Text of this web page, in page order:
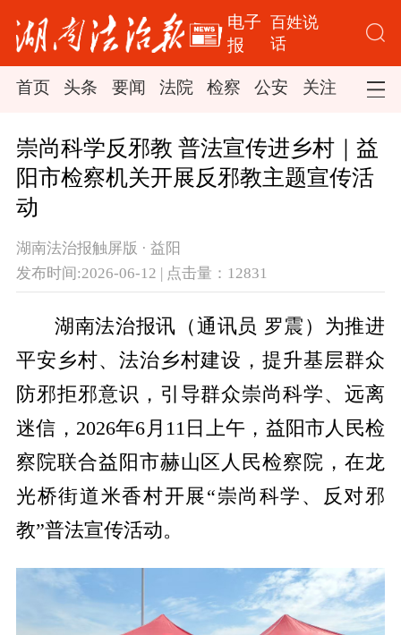
电子
报
百姓说
话
首页 头条 要闻 法院 检察 公安 关注 司法
崇尚科学反邪教 普法宣传进乡村｜益
阳市检察机关开展反邪教主题宣传活
动
湖南法治报触屏版 · 益阳
发布时间:2026-06-12 | 点击量：12831
湖南法治报讯 （通讯员 罗震） 为推进
平安乡村、法治乡村建设，提升基层群众
防邪拒邪意识，引导群众崇尚科学、远离
迷信，2026年6月11日上午，益阳市人民检
察院联合益阳市赫山区 人民检察院，在龙
光桥街道米香村开展“崇尚科学、反对邪
教”普法宣传活动。